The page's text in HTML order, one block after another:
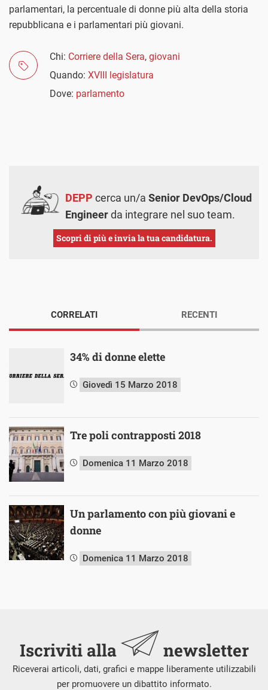
parlamentari, la percentuale di donne più alta della storia
repubblicana e i parlamentari più giovani.
Chi: Corriere della Sera, giovani
Quando: XVIII legislatura
Dove: parlamento
DEPP cerca un/a Senior DevOps/Cloud
Engineerda integrare nel suo team.
Scopri di più e invia la tua candidatura.
CORRELATI
34% di donne elette
Giovedì 15 Marzo 2018
Tre poli contrapposti 2018
Domenica 11 Marzo 2018
Un parlamento con più giovani e
donne
Domenica 11 Marzo 2018
RECENTI
Iscriviti alla newsletter
Riceverai articoli, dati, grafici e mappe liberamente utilizzabili
per promuovere un dibattito informato.